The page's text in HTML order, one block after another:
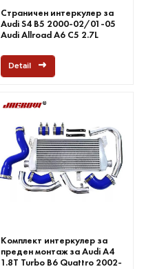
Страничен интеркулер за
Audi S4 B5 2000-02/01-05
Audi Allroad A6 C5 2.7L
Detail
Комплект интеркулер за
преден монтаж за Audi A4
1.8T Turbo B6 Quattro 2002-